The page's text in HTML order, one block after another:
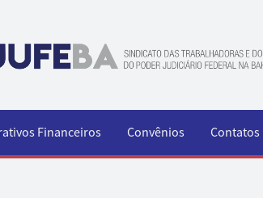
Financeiros Convênios Contatos